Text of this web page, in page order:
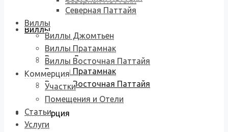
Виллы
Виллы Джомтьен
Виллы Пратамнак
Виллы Восточная Паттайя
Коммерция
Северная Паттайя
Виллы
Виллы Джомтьен
Виллы Пратамнак
Виллы Восточная Паттайя
Коммерция
Участки
Помещения и Отели
Статьи
Услуги